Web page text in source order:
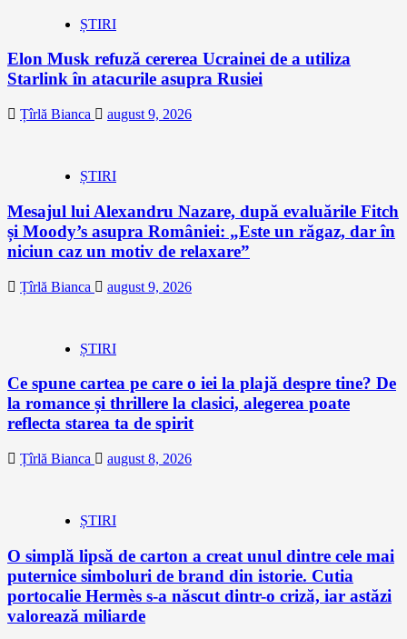
ȘTIRI
Elon Musk refuză cererea Ucrainei de a utiliza
Starlink în atacurile asupra Rusiei
Țîrlă Bianca august 9, 2026
ȘTIRI
Mesajul lui Alexandru Nazare, după evaluările Fitch
și Moody’s asupra României: „Este un răgaz, dar în
niciun caz un motiv de relaxare”
Țîrlă Bianca august 9, 2026
ȘTIRI
Ce spune cartea pe care o iei la plajă despre tine? De
la romance și thrillere la clasici, alegerea poate
reflecta starea ta de spirit
Țîrlă Bianca august 8, 2026
ȘTIRI
O simplă lipsă de carton a creat unul dintre cele mai
puternice simboluri de brand din istorie. Cutia
portocalie Hermès s-a născut dintr-o criză, iar astăzi
valorează miliarde